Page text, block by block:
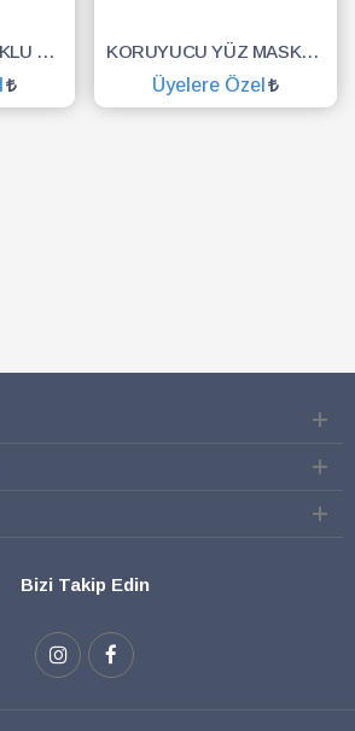
BİSTURİ SAPI OLUKLU NO.3
KORUYUCU YÜZ MASKESİ SİPERLİK.YÜZ KALKANI.DENTAL MASKE
Üyelere Özel
Bizi Takip Edin